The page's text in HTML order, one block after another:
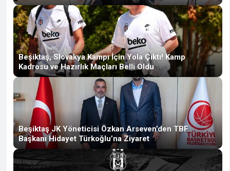
Beşiktaş, Slovakya Kampı İçin Yola Çıktı! Kamp
Kadrosu ve Hazırlık Maçları Belli Oldu
Beşiktaş JK Yöneticisi Özkan Arseven’den TBF
Başkanı Hidayet Türkoğlu’na Ziyaret